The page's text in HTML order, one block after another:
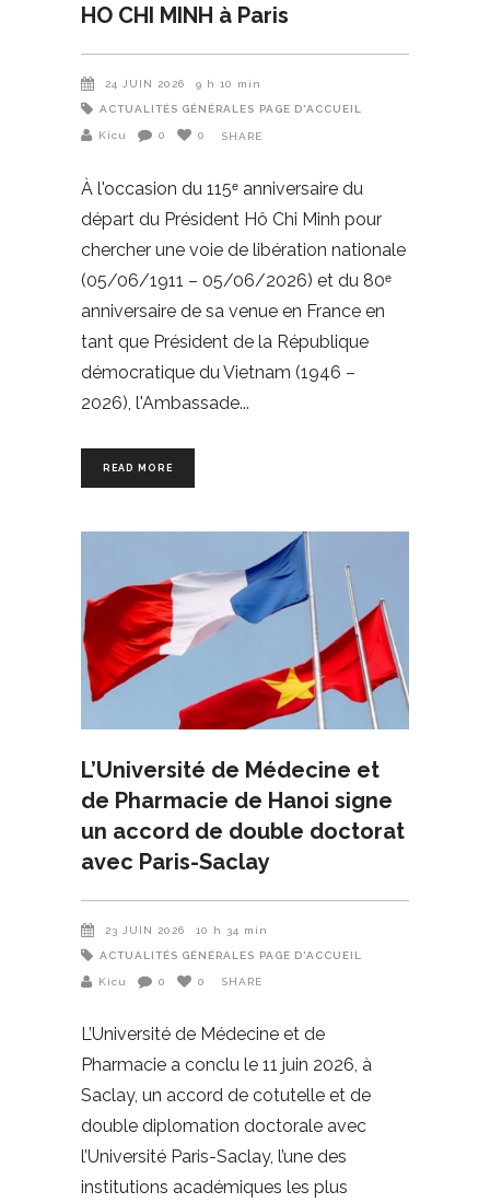
HO CHI MINH à Paris
24 JUIN 2026 9 h 10 min
ACTUALITÉS GÉNÉRALES PAGE D'ACCUEIL
Kicu 0 0 SHARE
À l'occasion du 115ᵉ anniversaire du
départ du Président Hô Chi Minh pour
chercher une voie de libération nationale
(05/06/1911 – 05/06/2026) et du 80ᵉ
anniversaire de sa venue en France en
tant que Président de la République
démocratique du Vietnam (1946 –
2026), l'Ambassade
READ MORE
L’Université de Médecine et
de Pharmacie de Hanoi signe
un accord de double doctorat
avec Paris-Saclay
23 JUIN 2026 10 h 34 min
ACTUALITÉS GÉNÉRALES PAGE D'ACCUEIL
Kicu 0 0 SHARE
L’Université de Médecine et de
Pharmacie a conclu le 11 juin 2026, à
Saclay, un accord de cotutelle et de
double diplomation doctorale avec
l’Université Paris-Saclay, l’une des
institutions académiques les plus